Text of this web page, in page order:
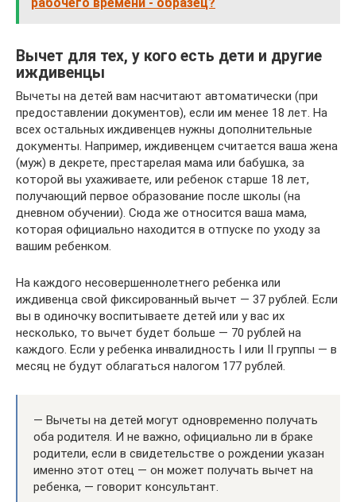
Вычет для тех, у кого есть дети и другие
иждивенцы
Вычеты на детей вам насчитают автоматически (при
предоставлении документов), если им менее 18 лет. На
всех остальных иждивенцев нужны дополнительные
документы. Например, иждивенцем считается ваша жена
(муж) в декрете, престарелая мама или бабушка, за
которой вы ухаживаете, или ребенок старше 18 лет,
получающий первое образование после школы (на
дневном обучении). Сюда же относится ваша мама,
которая официально находится в отпуске по уходу за
вашим ребенком.
На каждого несовершеннолетнего ребенка или
иждивенца свой фиксированный вычет — 37 рублей. Если
вы в одиночку воспитываете детей или у вас их
несколько, то вычет будет больше — 70 рублей на
каждого. Если у ребенка инвалидность I или II группы — в
месяц не будут облагаться налогом 177 рублей.
— Вычеты на детей могут одновременно получать
оба родителя. И не важно, официально ли в браке
родители, если в свидетельстве о рождении указан
именно этот отец — он может получать вычет на
ребенка, — говорит консультант.